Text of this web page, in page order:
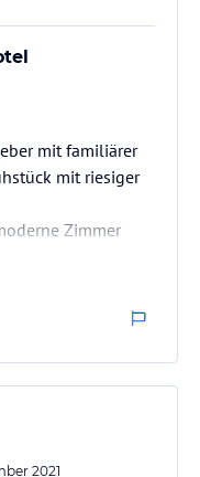
mit familiärer
mit riesiger
Zimmer
2021